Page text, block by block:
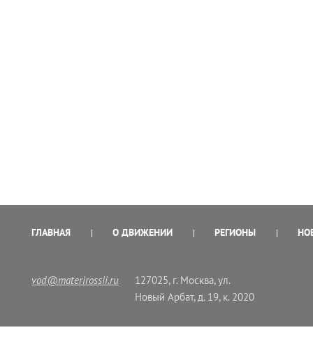
ГЛАВНАЯ О ДВИЖЕНИИ РЕГИОНЫ
vod@materirossii.ru
127025, г. Москва, ул.
Новый Арбат, д. 19, к. 2020